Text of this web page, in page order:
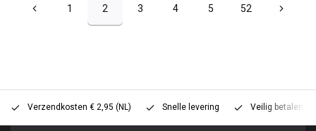
1 2 3 4 5 52
Verzendkosten € 2,95 (NL) Snelle levering Veilig betalen